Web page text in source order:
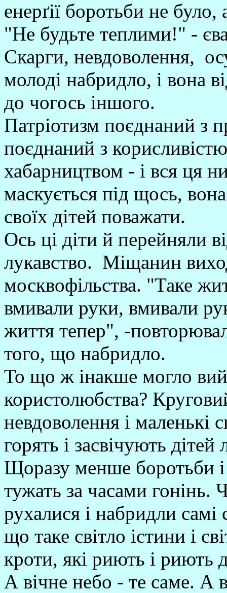
енерґії боротьби не
"Не будьте теплими!" -
Скарги, невдоволення,
молоді набридло, і вона
до чогось іншого.
Патріотизм поєднаний з
поєднаний з
хабарництвом - і вся ця
маскується під щось,
своїх дітей поважати.
Ось ці діти й перейняли
лукавство. Міщанин
москвофільства. "Таке
вмивали руки, вмивали
життя тепер", -
того, що набридло.
То що ж інакше могло
користолюбства?
невдоволення і маленькі
горять і засвічують
Щоразу менше боротьби
тужать за часами гонінь.
рухалися і набридли
що таке світло істини і
кроти, які риють і риють
А вічне небо - те саме. А